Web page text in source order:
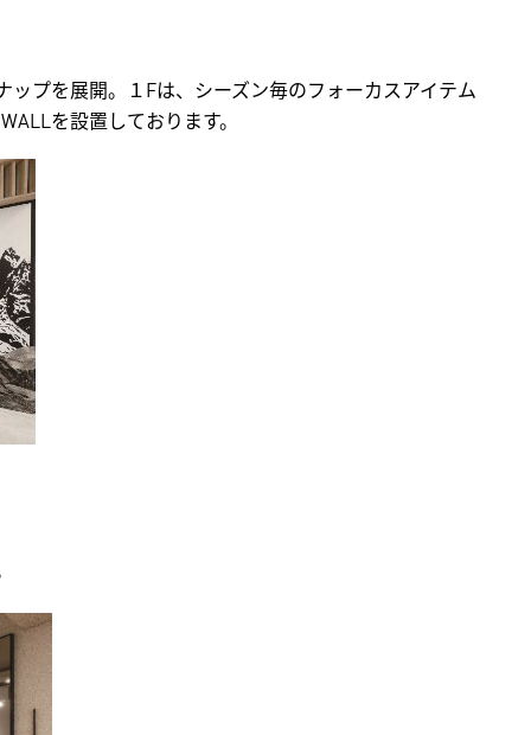
プを展開。１Fは、シーズン毎のフォーカスアイテム
を設置しております。